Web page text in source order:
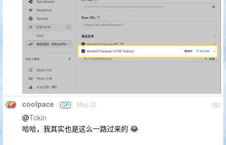
72
coolpace OP May 22
@Tokin
哈哈，我其实也是这么一路过来的 😂